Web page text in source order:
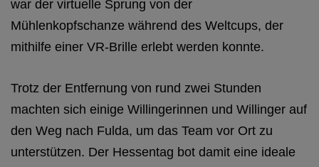
war der virtuelle Sprung von der
Mühlenkopfschanze während des Weltcups, der
mithilfe einer VR-Brille erlebt werden konnte.
Trotz der Entfernung von rund zwei Stunden
machten sich einige Willingerinnen und Willinger auf
den Weg nach Fulda, um das Team vor Ort zu
unterstützen. Der Hessentag bot damit eine ideale